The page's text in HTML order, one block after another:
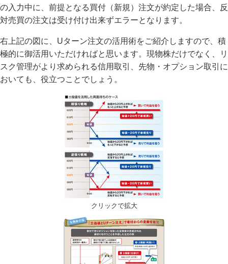
の入力中に、前提となる買付（新規）注文が約定した場合、反
対売買の注文は受け付け出来ずエラーとなります。
右上記の図に、Uターン注文の活用術をご紹介しますので、積
極的に御活用いただければと思います。現物株だけでなく、リ
スク管理がより求められる信用取引、先物・オプション取引に
おいても、役立つことでしょう。
クリックで拡大